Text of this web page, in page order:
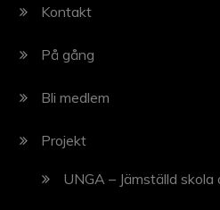
Kontakt
På gång
Bli medlem
Projekt
UNGA – Jämställd skola